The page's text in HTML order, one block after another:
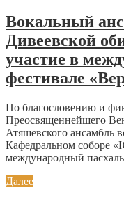
Вокальный
Дивеевской
участие в
фестивале
По благословению и
Преосвященнейшего
Атяшевского ансамбль
Кафедральном соборе
международный
Далее